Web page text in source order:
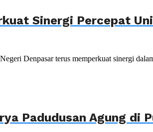
Sinergi Percepat
Denpasar terus memperkuat sinergi
Padudusan Agung di